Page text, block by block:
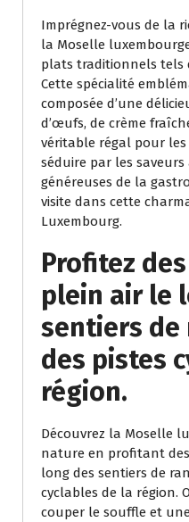
Imprégnez-vous de la
la Moselle
plats traditionnels tels
Cette spécialité
composée d’une
d’œufs, de crème
véritable régal pour les
séduire par les
généreuses de la
visite dans cette
Luxembourg.
Profitez
plein air le
sentiers de
des pistes
région.
Découvrez la Moselle
nature en profitant
long des sentiers de
cyclables de la région.
couper le souffle et